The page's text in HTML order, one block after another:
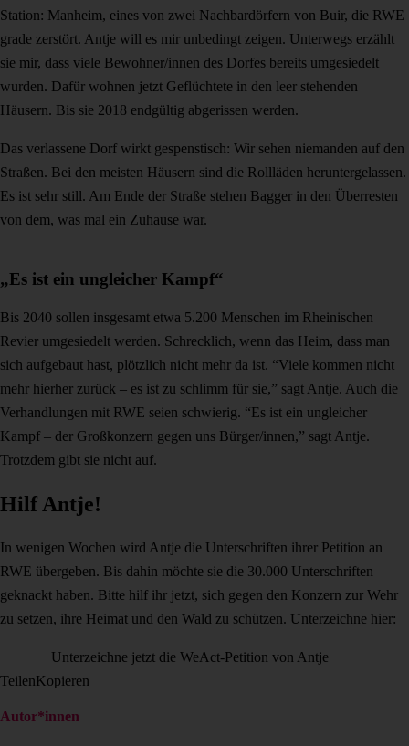
Station: Manheim, eines von zwei Nachbardörfern von Buir, die RWE
grade zerstört. Antje will es mir unbedingt zeigen. Unterwegs erzählt
sie mir, dass viele Bewohner/innen des Dorfes bereits umgesiedelt
wurden. Dafür wohnen jetzt Geflüchtete in den leer stehenden
Häusern. Bis sie 2018 endgültig abgerissen werden.
Das verlassene Dorf wirkt gespenstisch: Wir sehen niemanden auf den
Straßen. Bei den meisten Häusern sind die Rollläden heruntergelassen.
Es ist sehr still. Am Ende der Straße stehen Bagger in den Überresten
von dem, was mal ein Zuhause war.
„Es ist ein ungleicher Kampf“
Bis 2040 sollen insgesamt etwa 5.200 Menschen im Rheinischen
Revier umgesiedelt werden. Schrecklich, wenn das Heim, dass man
sich aufgebaut hast, plötzlich nicht mehr da ist. “Viele kommen nicht
mehr hierher zurück – es ist zu schlimm für sie,” sagt Antje. Auch die
Verhandlungen mit RWE seien schwierig. “Es ist ein ungleicher
Kampf – der Großkonzern gegen uns Bürger/innen,” sagt Antje.
Trotzdem gibt sie nicht auf.
Hilf Antje!
In wenigen Wochen wird Antje die Unterschriften ihrer Petition an
RWE übergeben. Bis dahin möchte sie die 30.000 Unterschriften
geknackt haben. Bitte hilf ihr jetzt, sich gegen den Konzern zur Wehr
zu setzen, ihre Heimat und den Wald zu schützen. Unterzeichne hier:
Unterzeichne jetzt die WeAct-Petition von Antje
TeilenKopieren
Autor*innen